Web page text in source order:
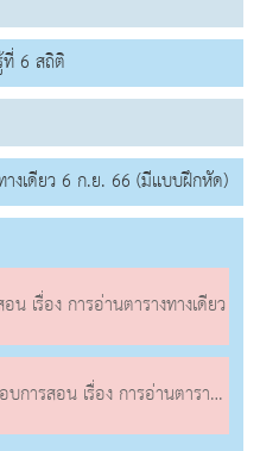
ที่ 6 สถิติ
างเดียว 6 ก.ย. 66 (มีแบบฝึกหัด)
เรื่อง การอ่านตารางทางเดียว
สอน เรื่อง การอ่านตารางทางเดียว